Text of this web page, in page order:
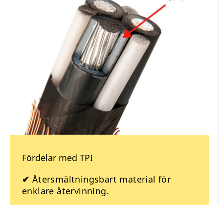
Fördelar med TPI
✔ Återsmältningsbart material för
enklare återvinning.